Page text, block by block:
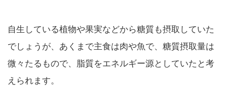
自生している植物や果実などから糖質も摂取していた
でしょうが、あくまで主食は肉や魚で、糖質摂取量は
微々たるもので、脂質をエネルギー源としていたと考
えられます。